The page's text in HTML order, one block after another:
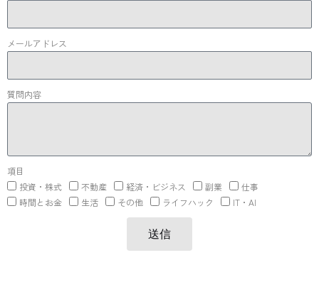
メールアドレス
質問内容
項目
投資・株式
不動産 経済・ビジネス 副業
仕事
時間とお金
生活 その他 ライフハック IT・AI
送信